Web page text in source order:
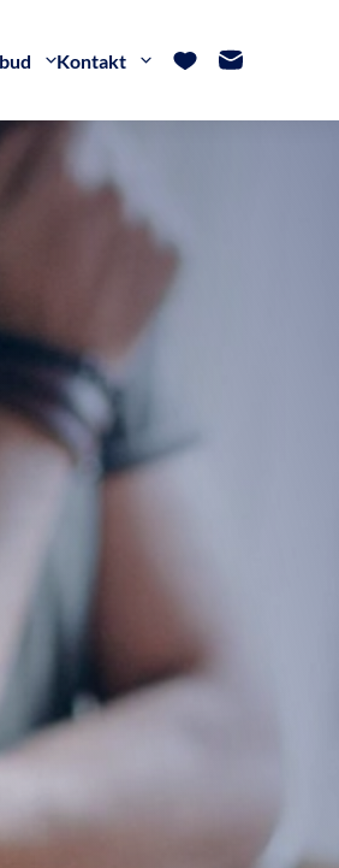
Kontakt